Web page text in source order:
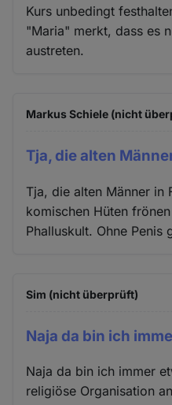
Kurs unbedingt
"Maria" merkt, dass es
austreten.
Markus Schiele (nicht
Tja, die alten
Tja, die alten Männer in
komischen Hüten
Phalluskult. Ohne Penis
Sim (nicht überprüft)
Naja da bin ich
Naja da bin ich immer
religiöse Organisation